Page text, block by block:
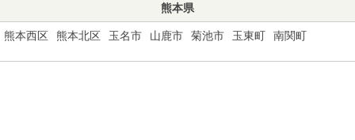
熊本県
熊本西区 熊本北区 玉名市 山鹿市 菊池市 玉東町 南関町